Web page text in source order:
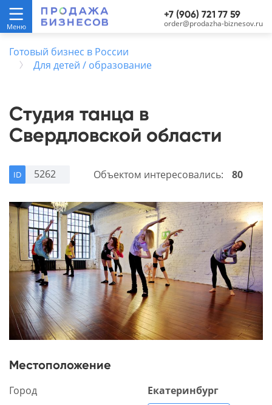
+7 (906) 721 77 59
order@prodazha-biznesov.ru
Готовый бизнес в России
Для детей / образование
Студия танца в
Свердловской области
ID 5262 Объектом интересовались: 80
Местоположение
Город
Екатеринбург